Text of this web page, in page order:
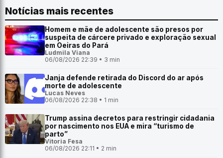
Notícias mais recentes
Homem e mãe de adolescente são presos por
suspeita de cárcere privado e exploração sexual
em Oeiras do Pará
Ludmila Viana
06/08/2026 22:39 • 3 min
Janja defende retirada do Discord do ar após
morte de adolescente
Lucas Neves
06/08/2026 22:38 • 1 min
Trump assina decretos para restringir cidadania
por nascimento nos EUA e mira “turismo de
parto”
Vitoria Fesa
06/08/2026 22:11 • 2 min